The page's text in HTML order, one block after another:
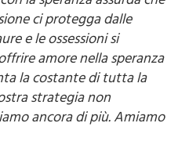
ci protegga dalle
e le ossessioni si
amore nella speranza
la costante di tutta la
strategia non
ancora di più. Amiamo